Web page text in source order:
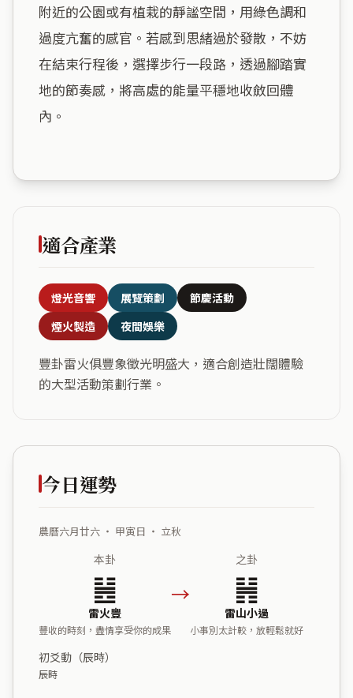
附近的公園或有植栽的靜謐空間，用綠色調和
過度亢奮的感官。若感到思緒過於發散，不妨
在結束行程後，選擇步行一段路，透過腳踏實
地的節奏感，將高處的能量平穩地收斂回體
內。
適合產業
燈光音響 展覽策劃
節慶活動
煙火製造
夜間娛樂
豐卦雷火俱豐象徵光明盛大，適合創造壯闊體驗
的大型活動策劃行業。
今日運勢
農曆六月廿六 ・ 甲寅日 ・ 立秋
本卦
䷶
雷火豐
豐收的時刻，盡情享受你的成果
→
之卦
䷽
雷山小過
小事別太計較，放輕鬆就好
初爻動（辰時）
辰時